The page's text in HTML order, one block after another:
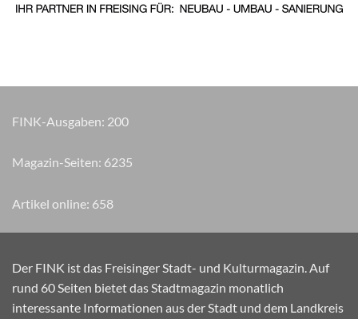
FINK-Ausgaben: 200
Magazin-Seiten: 7085
Artikel online: 658
Der FINK ist das Freisinger Stadt- und Kulturmagazin. Auf
rund 60 Seiten bietet das Stadtmagazin monatlich
interessante Informationen aus der Stadt und dem Landkreis